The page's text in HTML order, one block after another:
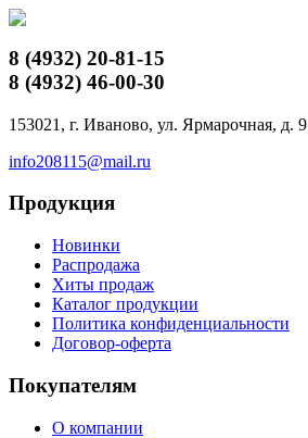
8 (4932) 20-81-15
8 (4932) 46-00-30
153021, г. Иваново, ул. Ярмарочная, д. 9
info208115@mail.ru
Продукция
Новинки
Распродажа
Хиты продаж
Каталог продукции
Политика конфиденциальности
Договор-оферта
Покупателям
О компании